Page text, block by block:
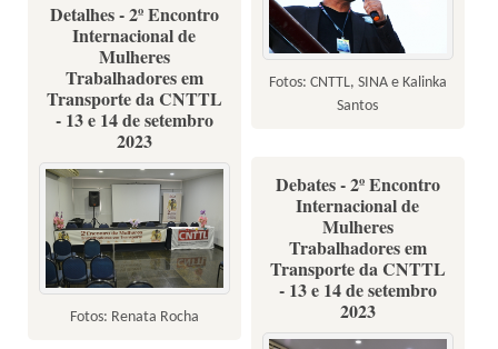
Fotos: CNTTL, SINA e Kalinka
Santos
Detalhes - 2º Encontro
Internacional de
Mulheres
Trabalhadores em
Transporte da CNTTL
- 13 e 14 de setembro
2023
Fotos: Renata Rocha
Debates - 2º Encontro
Internacional de
Mulheres
Trabalhadores em
Transporte da CNTTL
- 13 e 14 de setembro
2023